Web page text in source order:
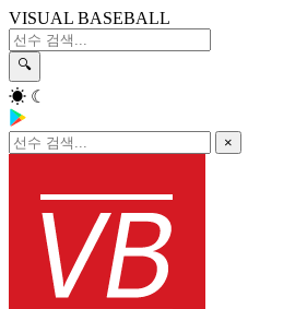
VISUAL BASEBALL
🔍
☀ ☾
×